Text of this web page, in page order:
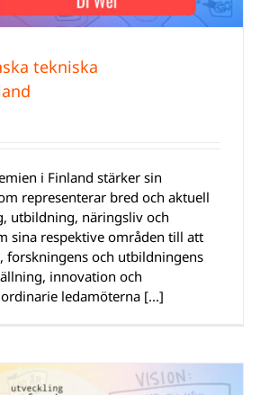
tekniska
i Finland stärker sin
representerar bred och aktuell
utbildning, näringsliv och
sina respektive områden till att
forskningens och utbildningens
innovation och
ledamöterna [...]